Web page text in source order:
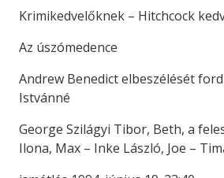
Krimikedvelőknek – Hitchcock
Az úszómedence
Andrew Benedict elbeszélését
Istvánné
George Szilágyi Tibor, Beth, a
Ilona, Max – Inke László, Joe –